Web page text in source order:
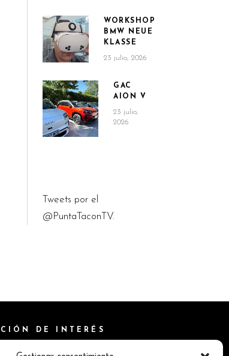
WORKSHOP
BMW NEUE
KLASSE
23 julio, 2026
GAC
AION V
23 julio,
2026
Tweets por el
@PuntaTaconTV.
DE INTERÉS